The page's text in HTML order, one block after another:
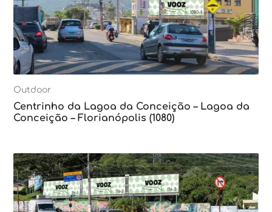
Outdoor
Centrinho da Lagoa da Conceição – Lagoa da
Conceição – Florianópolis (1080)